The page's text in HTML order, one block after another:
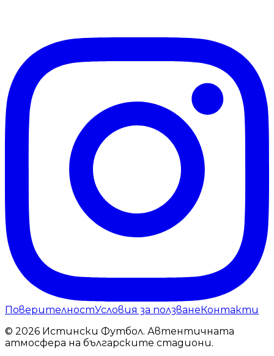
ПоверителностУсловия за ползванеКонтакти
© 2026 Истински Футбол. Автентичната
атмосфера на българските стадиони.